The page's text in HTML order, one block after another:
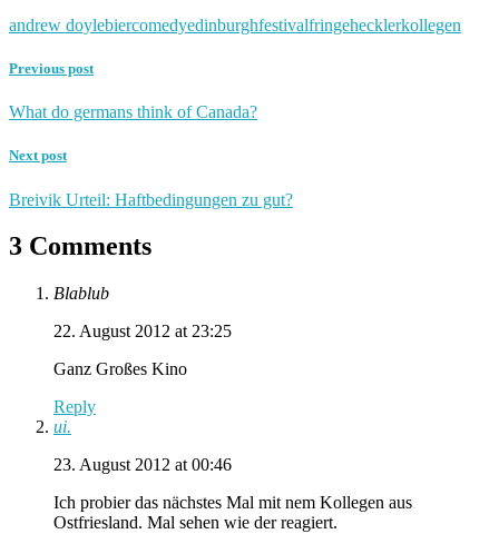
andrew doylebiercomedyedinburghfestivalfringehecklerkollegen
Previous post
What do germans think of Canada?
Next post
Breivik Urteil: Haftbedingungen zu gut?
3 Comments
Blablub
22. August 2012 at 23:25
Ganz Großes Kino
Reply
ui.
23. August 2012 at 00:46
Ich probier das nächstes Mal mit nem Kollegen aus
Ostfriesland. Mal sehen wie der reagiert.